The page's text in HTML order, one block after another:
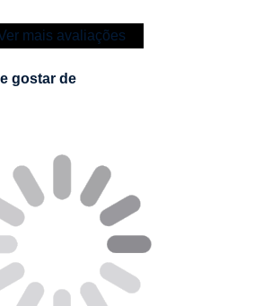
mais avaliações
gostar de